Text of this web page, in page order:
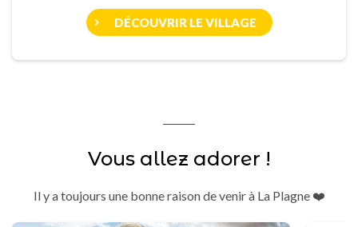
DÉCOUVRIR LE VILLAGE
Vous allez adorer !
Il y a toujours une bonne raison de venir à La Plagne ❤️